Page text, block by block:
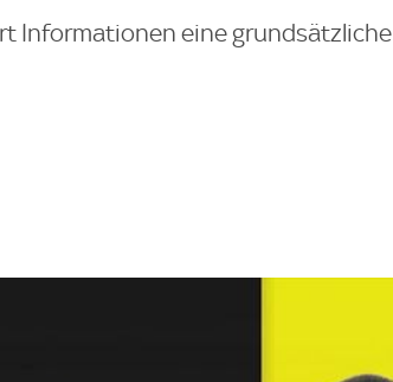
Informationen eine grundsätzliche